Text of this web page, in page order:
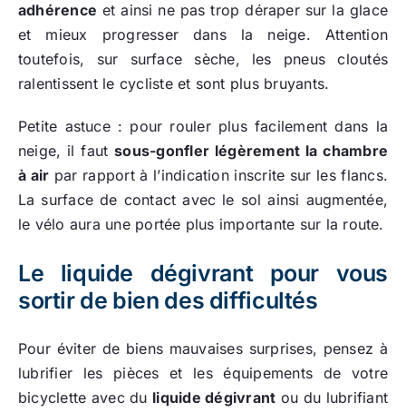
adhérence et ainsi ne pas trop déraper sur la glace
et mieux progresser dans la neige. Attention
toutefois, sur surface sèche, les pneus cloutés
ralentissent le cycliste et sont plus bruyants.
Petite astuce : pour rouler plus facilement dans la
neige, il fautsous-gonfler légèrement la chambre
à air par rapport à l’indication inscrite sur les flancs.
La surface de contact avec le sol ainsi augmentée,
le vélo aura une portée plus importante sur la route.
Le liquide dégivrant pour vous
sortir de bien des difficultés
Pour éviter de biens mauvaises surprises, pensez à
lubrifier les pièces et les équipements de votre
bicyclette avec du liquide dégivrant ou du lubrifiant